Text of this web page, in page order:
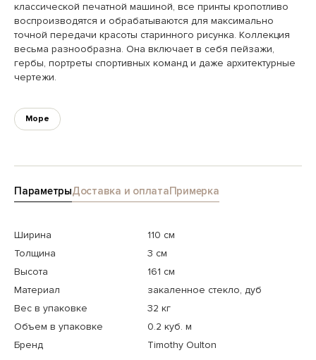
классической печатной машиной, все принты кропотливо
воспроизводятся и обрабатываются для максимально
точной передачи красоты старинного рисунка. Коллекция
весьма разнообразна. Она включает в себя пейзажи,
гербы, портреты спортивных команд и даже архитектурные
чертежи.
Море
ПараметрыДоставка и оплатаПримерка
Ширина
110 см
Толщина
3 см
Высота
161 см
Материал
закаленное стекло, дуб
Вес в упаковке
32 кг
Объем в упаковке
0.2 куб. м
Бренд
Timothy Oulton